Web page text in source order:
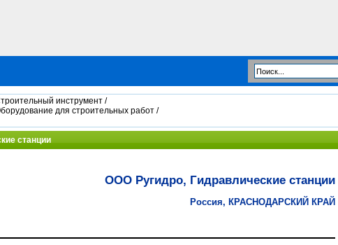
инструмент /
для строительных работ /
станции
ООО Ругидро, Гидравлические станции
Россия, КРАСНОДАРСКИЙ КРАЙ